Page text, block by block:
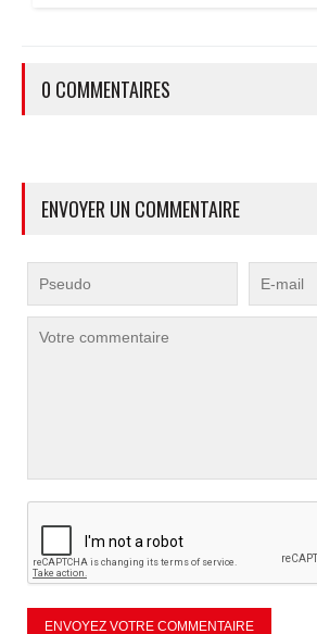
0 COMMENTAIRES
ENVOYER UN COMMENTAIRE